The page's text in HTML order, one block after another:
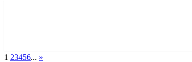
1 23456... »